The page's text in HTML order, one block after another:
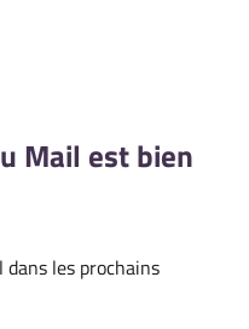
Mail est bien
les prochains